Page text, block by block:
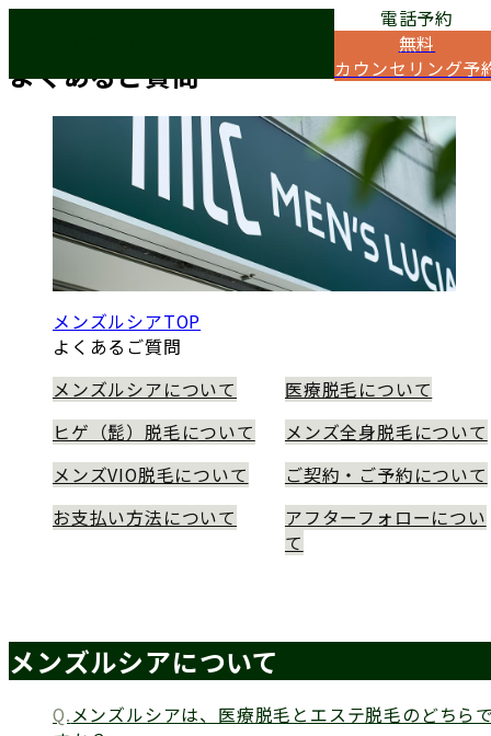
電話予約
無料
カウンセリング予
よくあるご質問
メンズルシアTOP
よくあるご質問
メンズルシアについて
医療脱毛について
ヒゲ（髭）脱毛について
メンズ全身脱毛について
メンズVIO脱毛について
ご契約・ご予約について
お支払い方法について
アフターフォローについ
て
メンズルシアについて
メンズルシアは、医療脱毛とエステ脱毛のどちら